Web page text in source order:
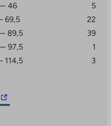
sijoittuu kätevästi
Suurpellon
jonka metsämaisemissa
Eri puolille
on kävelyetäisyydellä
päiväkoteja sekä
on suomenkielinen
46
5
69,5
22
89,5
39
97,5
1
114,5 3